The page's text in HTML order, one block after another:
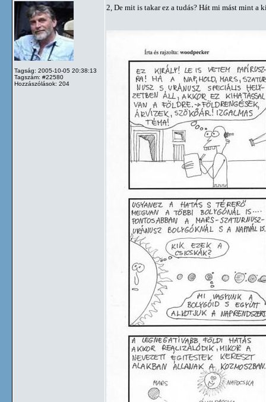
Tagság: 2005-10-05 20:38:13
Tagszám: #22580
Hozzászólások: 204
2, De mit is takar ez a tudás? Hát mi mást mint